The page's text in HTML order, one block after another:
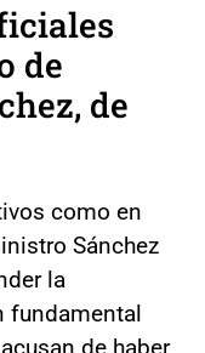
de
de
como en
Sánchez
la
fundamental
de haber